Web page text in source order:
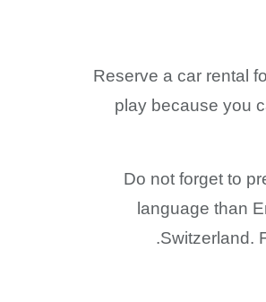
Reserve a car rental
play because you
Do not forget to
language than
Switzerland.